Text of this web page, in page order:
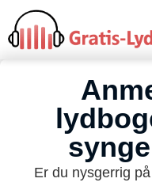
Er du nysgerrig